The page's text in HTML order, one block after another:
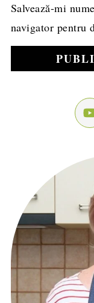
Salvează-mi
navigator pentru